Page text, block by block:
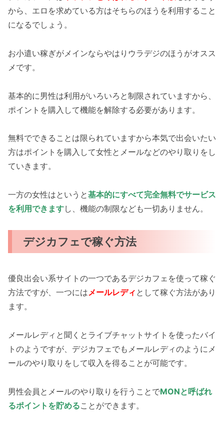
から、エロを求めている方はそちらのほうを利用すること
になるでしょう。
お小遣い稼ぎがメインならやはりウラデジのほうがオスス
メです。
基本的に男性は利用がいろいろと制限されていますから、
ポイントを購入して機能を解除する必要があります。
無料でできることは限られていますから本気で出会いたい
方はポイントを購入して女性とメールなどのやり取りをし
ていきます。
一方の女性はというと基本的にすべて完全無料でサービス
を利用できますし、機能の制限なども一切ありません。
デジカフェで稼ぐ方法
優良出会い系サイトの一つであるデジカフェを使って稼ぐ
方法ですが、一つにはメールレディ として稼ぐ方法があり
ます。
メールレディと聞くとライブチャットサイトを使ったバイ
トのようですが、デジカフェでもメールレディのようにメ
ールのやり取りをして収入を得ることが可能です。
男性会員とメールのやり取りを行うことでMONと呼ばれ
るポイントを貯めることができます。